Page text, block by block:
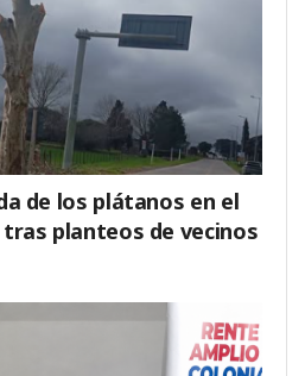
de los plátanos en el
planteos de vecinos